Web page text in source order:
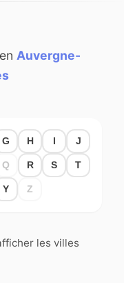
Auvergne-
G H J
Q R S T
Y Z
les villes